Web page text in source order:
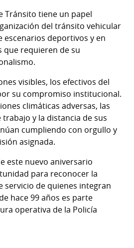
Tránsito tiene un papel
del tránsito vehicular
escenarios deportivos y en
que requieren de su
visibles, los efectivos del
su compromiso institucional.
climáticas adversas, las
y la distancia de sus
cumpliendo con orgullo y
asignada.
este nuevo aniversario
para reconocer la
servicio de quienes integran
hace 99 años es parte
operativa de la Policía